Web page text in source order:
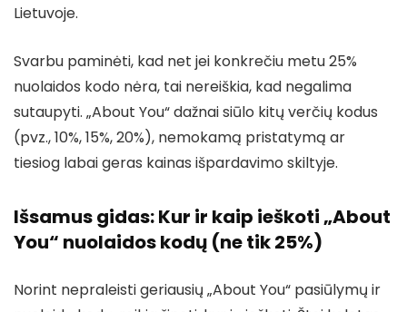
Lietuvoje.
Svarbu paminėti, kad net jei konkrečiu metu 25%
nuolaidos kodo nėra, tai nereiškia, kad negalima
sutaupyti. „About You“ dažnai siūlo kitų verčių kodus
(pvz., 10%, 15%, 20%), nemokamą pristatymą ar
tiesiog labai geras kainas išpardavimo skiltyje.
Išsamus gidas: Kur ir kaip ieškoti „About
You“ nuolaidos kodų (ne tik 25%)
Norint nepraleisti geriausių „About You“ pasiūlymų ir